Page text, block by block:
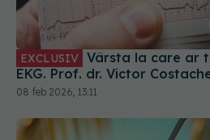
EXCLUSIV
EKG. Prof. dr. Victor
08 feb 2026, 13:11